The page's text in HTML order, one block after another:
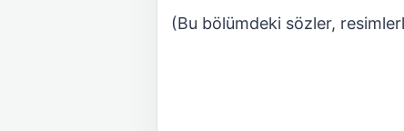
(Bu bölümdeki sözler,